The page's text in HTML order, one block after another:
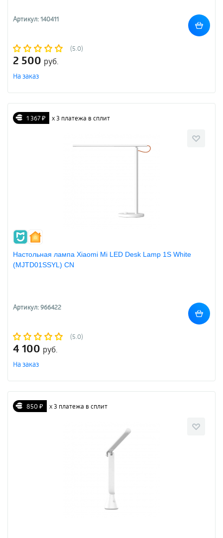
Артикул: 140411
(5.0)
2 500 руб.
На заказ
1 367 ₽ х 3 платежа в сплит
Настольная лампа Xiaomi Mi LED Desk Lamp 1S White
(MJTD01SSYL) CN
Артикул: 966422
(5.0)
4 100 руб.
На заказ
850 ₽ х 3 платежа в сплит